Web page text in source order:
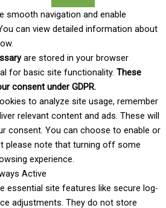
smooth navigation and enable
can view detailed information about
are stored in your browser
for basic site functionality. These
consent under GDPR.
to analyze site usage, remember
relevant content and ads. These will
consent. You can choose to enable or
please note that turning off some
experience.
Active
essential site features like secure log-
adjustments. They do not store